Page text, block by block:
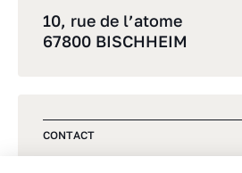
10, rue de l’atome
67800 BISCHHEIM
CONTACT